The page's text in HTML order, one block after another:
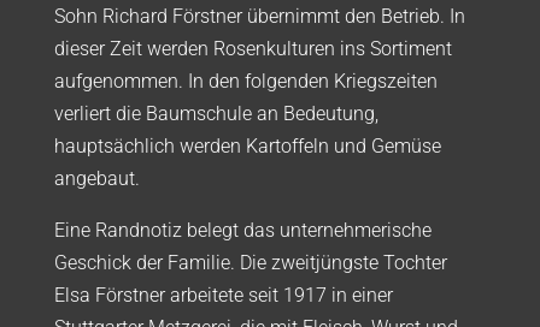
Sohn Richard Förstner übernimmt den Betrieb. In
dieser Zeit werden Rosenkulturen ins Sortiment
aufgenommen. In den folgenden Kriegszeiten
verliert die Baumschule an Bedeutung,
hauptsächlich werden Kartoffeln und Gemüse
angebaut.
Eine Randnotiz belegt das unternehmerische
Geschick der Familie. Die zweitjüngste Tochter
Elsa Förstner arbeitete seit 1917 in einer